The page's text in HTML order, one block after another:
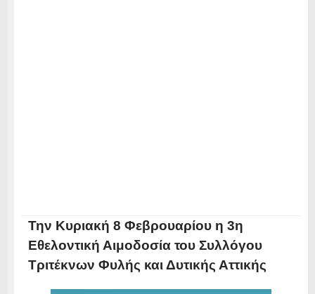
Την Κυριακή 8 Φεβρουαρίου η 3η
Εθελοντική Αιμοδοσία του Συλλόγου
Τριτέκνων Φυλής και Δυτικής Αττικής